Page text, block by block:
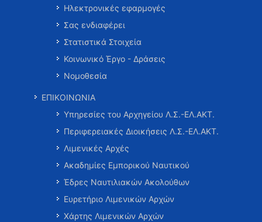
Ηλεκτρονικές εφαρμογές
Σας ενδιαφέρει
Στατιστικά Στοιχεία
Κοινωνικό Έργο - Δράσεις
Νομοθεσία
ΕΠΙΚΟΙΝΩΝΙΑ
Υπηρεσίες του Αρχηγείου Λ.Σ.-ΕΛ.ΑΚΤ.
Περιφερειακές Διοικήσεις Λ.Σ.-ΕΛ.ΑΚΤ.
Λιμενικές Αρχές
Ακαδημίες Εμπορικού Ναυτικού
Έδρες Ναυτιλιακών Ακολούθων
Ευρετήριο Λιμενικών Αρχών
Χάρτης Λιμενικών Αρχών